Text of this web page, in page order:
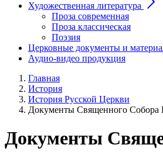
Художественная литература
Проза современная
Проза классическая
Поэзия
Церковные документы и
Аудио-видео продукция
Главная
История
История Русской Церкви
Документы Священного Собора
Документы